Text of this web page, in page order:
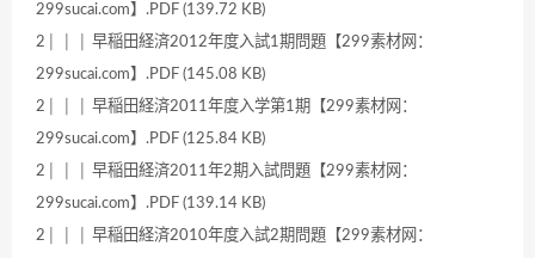
299sucai.com】.PDF (139.72 KB)
2│ │ │ 早稲田経済2012年度入試1期問題【299素材网：
299sucai.com】.PDF (145.08 KB)
2│ │ │ 早稲田経済2011年度入学第1期【299素材网：
299sucai.com】.PDF (125.84 KB)
2│ │ │ 早稲田経済2011年2期入試問題【299素材网：
299sucai.com】.PDF (139.14 KB)
2│ │ │ 早稲田経済2010年度入試2期問題【299素材网：